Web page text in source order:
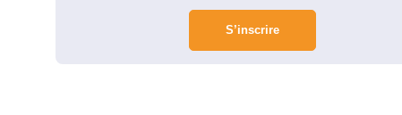
S’inscrire